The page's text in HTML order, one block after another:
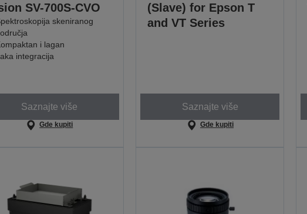
SV-700S-CVO
skeniranog
i lagan
integracija
Saznajte više
Gde kupiti
(Slave) for Epson T
and VT Series
Saznajte više
Gde kupiti